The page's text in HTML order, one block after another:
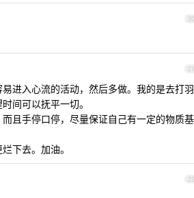
20
21
进入心流的活动，然后多做。我的是去打羽
间可以抚平一切。
且手停口停，尽量保证自己有一定的物质基
下去。加油。
22